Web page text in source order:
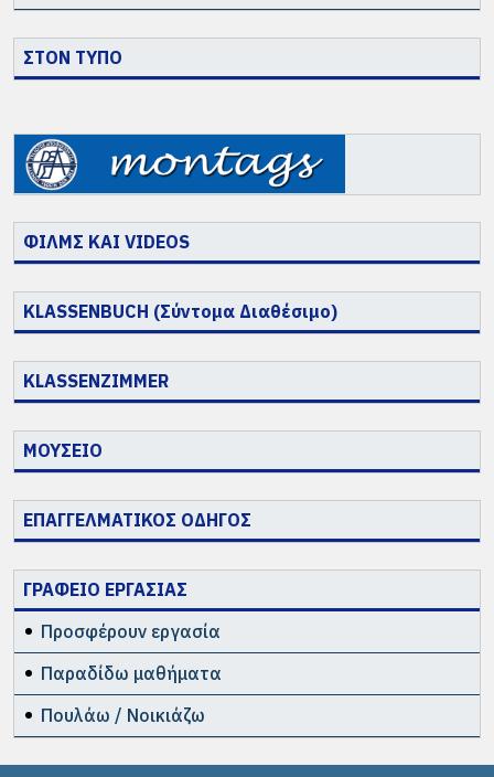
ΣΤΟΝ ΤΥΠΟ
ΦΙΛΜΣ ΚΑΙ VIDEOS
KLASSENBUCH (Σύντομα Διαθέσιμο)
KLASSENZIMMER
ΜΟΥΣΕΙΟ
ΕΠΑΓΓΕΛΜΑΤΙΚΟΣ ΟΔΗΓΟΣ
ΓΡΑΦΕΙΟ ΕΡΓΑΣΙΑΣ
Προσφέρουν εργασία
Παραδίδω μαθήματα
Πουλάω / Νοικιάζω